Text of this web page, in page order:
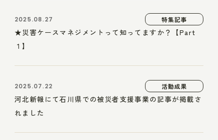
2025.08.27 特集記事
★災害ケースマネジメントって知ってますか？【Part
１】
2025.07.22 活動成果
河北新報にて石川県での被災者支援事業の記事が掲載さ
れました